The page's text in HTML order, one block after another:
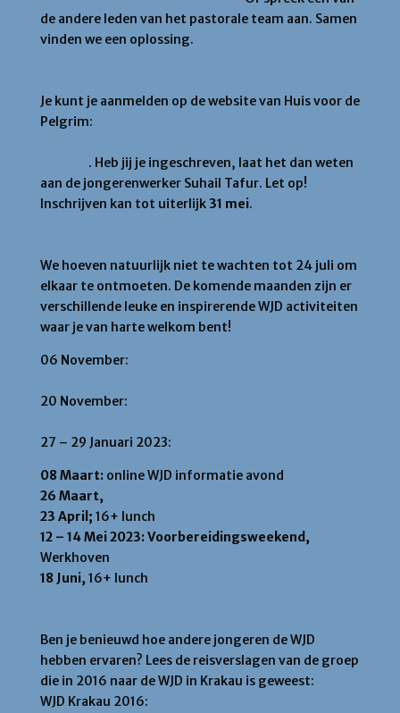
de andere leden van het pastorale team aan. Samen
vinden we een oplossing.
Je kunt je aanmelden op de website van Huis voor de
Pelgrim:
. Heb jij je ingeschreven, laat het dan weten
aan de jongerenwerker Suhail Tafur. Let op!
Inschrijven kan tot uiterlijk 31 mei.
We hoeven natuurlijk niet te wachten tot 24 juli om
elkaar te ontmoeten. De komende maanden zijn er
verschillende leuke en inspirerende WJD activiteiten
waar je van harte welkom bent!
06 November:
20 November:
27 – 29 Januari 2023:
08 Maart: online WJD informatie avond
26 Maart,
23 April; 16+ lunch
12 – 14 Mei 2023: Voorbereidingsweekend,
Werkhoven
18 Juni, 16+ lunch
Ben je benieuwd hoe andere jongeren de WJD
hebben ervaren? Lees de reisverslagen van de groep
die in 2016 naar de WJD in Krakau is geweest:
WJD Krakau 2016: